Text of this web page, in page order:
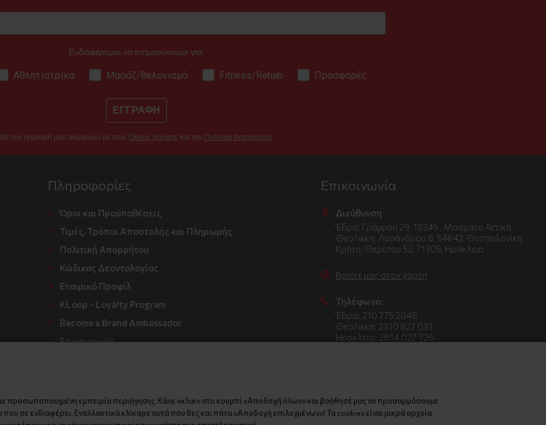
Ενδιαφέρομαι να ενημερώνομαι για:
Αθλητιατρικά Μασάζ/Βελονισμό Fitness/Rehab Προσφορές
ΕΓΓΡΑΦΗ
Με την εγγραφή μου συμφωνώ με τους Όρους Χρήσης και την Πολιτική Απορρήτου.
Πληροφορίες
Όροι και Προϋποθέσεις
Τιμές, Τρόποι Αποστολής και Πληρωμής
Πολιτική Απορρήτου
Κώδικας Δεοντολογίας
Εταιρικό Προφίλ
KLoop - Loyalty Program
Become a Brand Ambassador
Επικοινωνία
Επικοινωνία
Διεύθυνση
Έδρα: Γράμμου 29, 18345 , Μοσχάτο Αττική
Θεσ/νίκη: Λυσάνδρου 8, 54642, Θεσσαλονίκη
Κρήτη: Θερίσου 52, 71305, Ηράκλειο
Βρείτε μας στον χάρτη
Τηλέφωνο:
Έδρα: 210 775 2048
Θεσ/νίκη: 2310 827 031
Ηράκλειο: 2814 027 726
προσωποποιημένη εμπειρία περιήγησης. Κάνε «κλικ» στο κουμπί «Αποδοχή όλων» και βοήθησέ μας να προσαρμόσουμε
σε ενδιαφέρει. Εναλλακτικά κλίκαρε αυτά που θες και πάτα «Αποδοχή επιλεγμένων»! Τα cookies είναι μικρά αρχεία